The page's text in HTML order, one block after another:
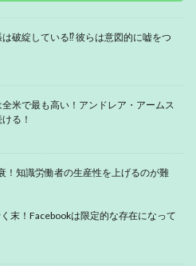
破綻している⁉ 彼らは意図的に嘘をつ
米で最も高い！アンドレア・アームス
る！
！知識労働者の生産性を上げるのが難
末！Facebookは限定的な存在になって